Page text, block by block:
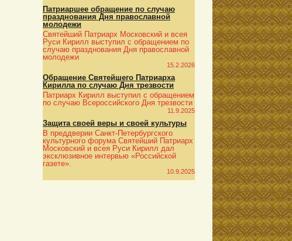
Патриаршее обращение по случаю
празднования Дня православной
молодежи
Святейший Патриарх Московский и всея
Руси Кирилл выступил с обращением по
случаю празднования Дня православной
молодежи
15.2.2026
Обращение Святейшего Патриарха
Кирилла по случаю Дня трезвости
Патриарх Кирилл выступил с обращением
по случаю Всероссийского Дня трезвости
11.9.2025
Защита своей веры и своей культуры
В преддверии Санкт-Петербургского
культурного форума Святейший Патриарх
Московский и всея Руси Кирилл дал
эксклюзивное интервью «Российской
газете».
10.9.2025